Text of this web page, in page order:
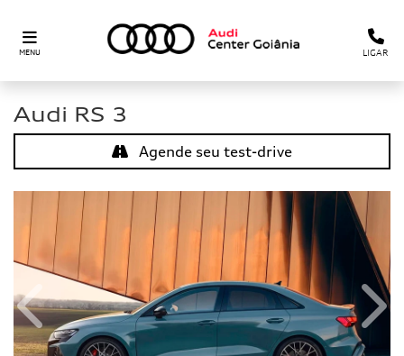
MENU LIGAR
Audi RS 3
Agende seu test-drive
Anterior